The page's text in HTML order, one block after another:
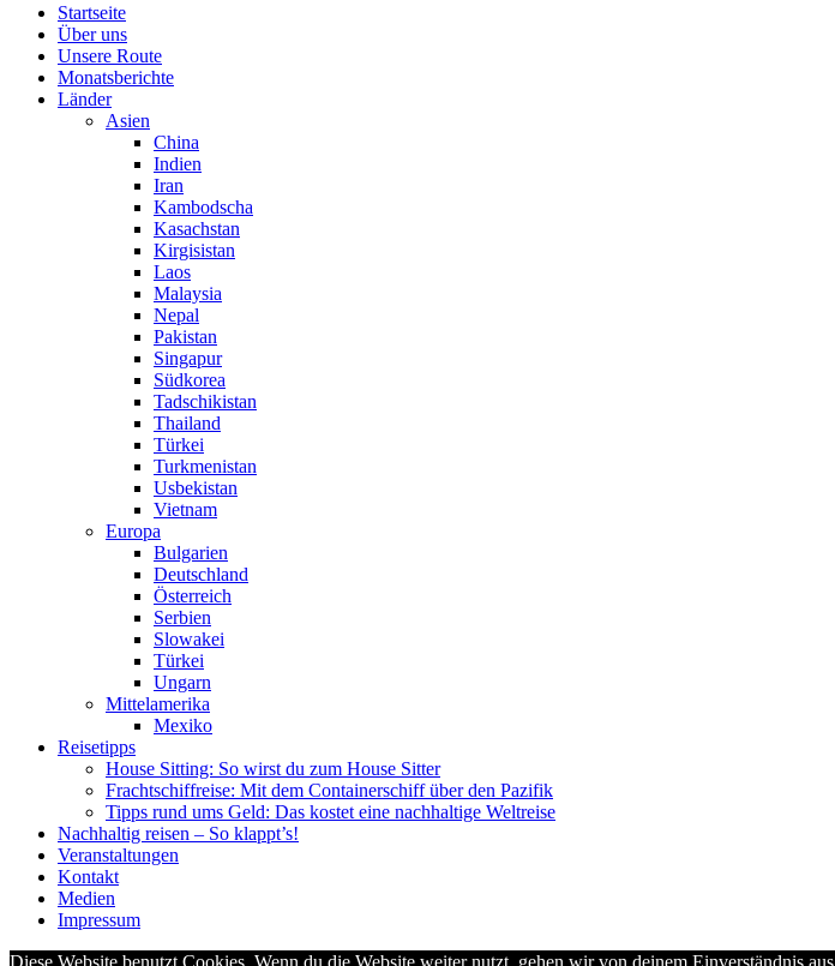
Startseite
Über uns
Unsere Route
Monatsberichte
Länder
Asien
China
Indien
Iran
Kambodscha
Kasachstan
Kirgisistan
Laos
Malaysia
Nepal
Pakistan
Singapur
Südkorea
Tadschikistan
Thailand
Türkei
Turkmenistan
Usbekistan
Vietnam
Europa
Bulgarien
Deutschland
Österreich
Serbien
Slowakei
Türkei
Ungarn
Mittelamerika
Mexiko
Reisetipps
House Sitting: So wirst du zum House Sitter
Frachtschiffreise: Mit dem Containerschiff über den Pazifik
Tipps rund ums Geld: Das kostet eine nachhaltige Weltreise
Nachhaltig reisen – So klappt’s!
Veranstaltungen
Kontakt
Medien
Impressum
Diese Website benutzt Cookies. Wenn du die Website weiter nutzt, gehen wir von deinem Einverständnis aus.